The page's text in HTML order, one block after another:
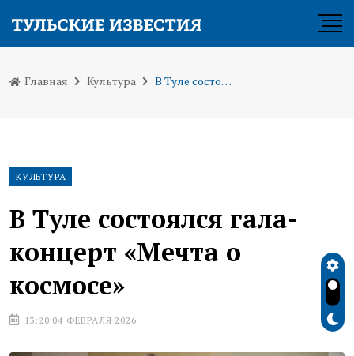
Главная Культура В Туле состоялся гала-концерт «Мечта о космосе»
КУЛЬТУРА
В Туле состоялся гала-
концерт «Мечта о
космосе»
13:20 04 ФЕВРАЛЯ 2026